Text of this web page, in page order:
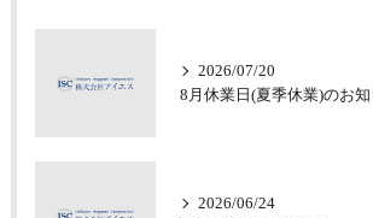
2026/07/20
8月休業日(夏季休業)のお
2026/06/24